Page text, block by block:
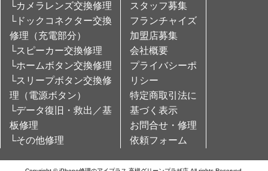
└カメラレンズ交換修理
└ドックコネクター交換
修理（充電部分）
└スピーカー交換修理
└ホームボタン交換修理
└スリープボタン交換修
理（電源ボタン）
└データ復旧・救出／基
板修理
└その他修理
スタッフ募集
フランチャイズ
加盟店募集
会社概要
プライバシーポ
リシー
特定商取引法に
基づく表示
お問合せ・修理
依頼フォーム